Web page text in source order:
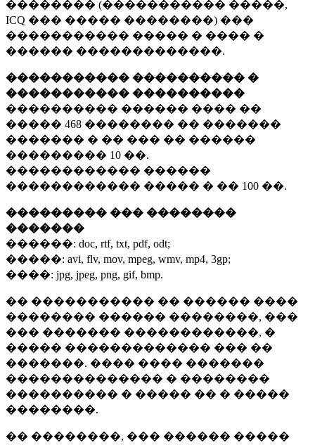
�������� (����������� �����,
ICQ ��� ����� ��������) ���
����������� ����� � ���� �
������ �������������.
����������� ���������� �
����������� ����������
���������� ������ ���� ��
����� 468 �������� �� �������
������� � �� ��� �� ������
��������� 10 ��.
������������ ������
������������ ����� � �� 100 ��.
��������� ��� ��������
�������
������: doc, rtf, txt, pdf, odt;
�����: avi, flv, mov, mpeg, wmv, mp4, 3gp;
����: jpg, jpeg, png, gif, bmp.
�� ����������� �� ������ ����
�������� ������ ��������, ���
��� ������� ������������, �
����� ������������� ��� ��
�������. ���� ���� �������
�������������� � ��������
���������� � ����� �� � �����
��������.
�� ��������, ��� ������ �����